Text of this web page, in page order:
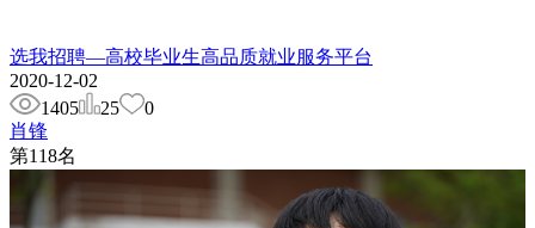
选我招聘—高校毕业生高品质就业服务平台
2020-12-02
1405
25
0
肖锋
第118名